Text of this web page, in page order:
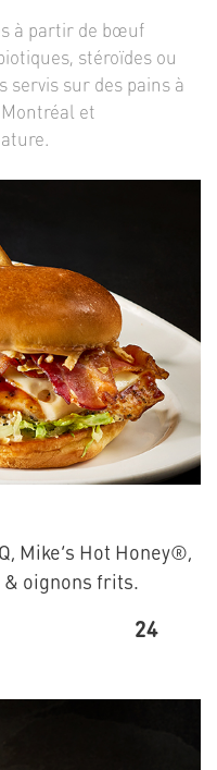
à partir de bœuf
stéroïdes ou
servis sur des pains à
et
Mike’s Hot Honey®,
& oignons frits.
24